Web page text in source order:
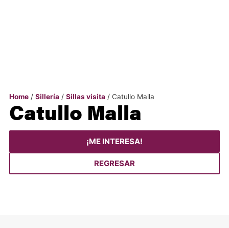
Home/ Sillería / Sillas visita / Catullo Malla
Catullo Malla
¡ME INTERESA!
REGRESAR